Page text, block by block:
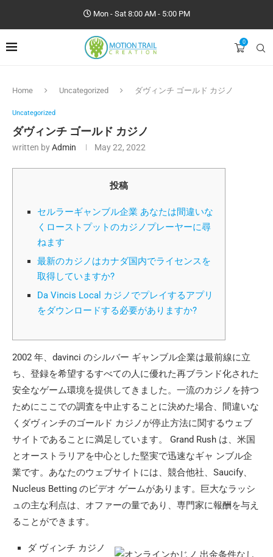
Mon - Sat 8:00 AM - 5:00 PM
0
Home Uncategorized ダヴィンチ ゴールド カジノ
Uncategorized
ダヴィンチ ゴールド カジノ
written byAdmin May 22, 2022
投稿
セルラーギャンブル企業 あなたは間違いな
くローストプットのカジノプレーヤーに尋
ねます
最新のカジノはカナダ国内でライセンスを
取得していますか?
Da Vincis Local カジノでプレイするアプリ
をダウンロードする必要がありますか?
2002 年、davinci のシルバー ギャンブル企業は最前線に立
ち、登録を希望するすべての人に優れた再ブランド化された
安全なゲーム環境を提供してきました。一流のカジノを持つ
ためにここでの調査を中止することに決めた場合、間違いな
くダヴィンチのゴールド カジノが停止方法に関するウェブ
サイトであることに満足しています。 Grand Rush は、米国
とオーストラリアを中心とした堅実で迅速なギャ ンブル企
業です。あなたのウェブサイトには、競合他社、Saucify、
Nucleus Betting のビデオ ゲームがあります。巨大なラッシ
ュの主な利点は、オファーの量であり、専門家に報酬を与え
ることができます。
ダ ヴィンチ カジノ